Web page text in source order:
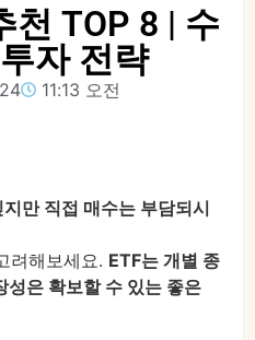
천 TOP 8 | 수
자 전략
11:13 오전
만 직접 매수는 부담되시
려해보세요. ETF는 개별 종
성은 확보할 수 있는 좋은